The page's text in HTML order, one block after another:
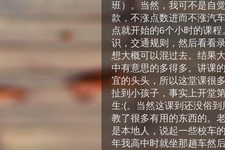
班）。当然，我可不是自
款，不涨点数进而不涨汽
点就开始的6个小时的课
识，交通规则，然后看看
想大概可以混过去。结果
中有意思的多得多。讲课
宜的头头，所以这堂课很
扯到小孩子，事实上开堂
生:(。当然这课到还没俗到
教了很多有用的东西的。
是本地人，说起一些校车
年我高中时就坐那趟车然